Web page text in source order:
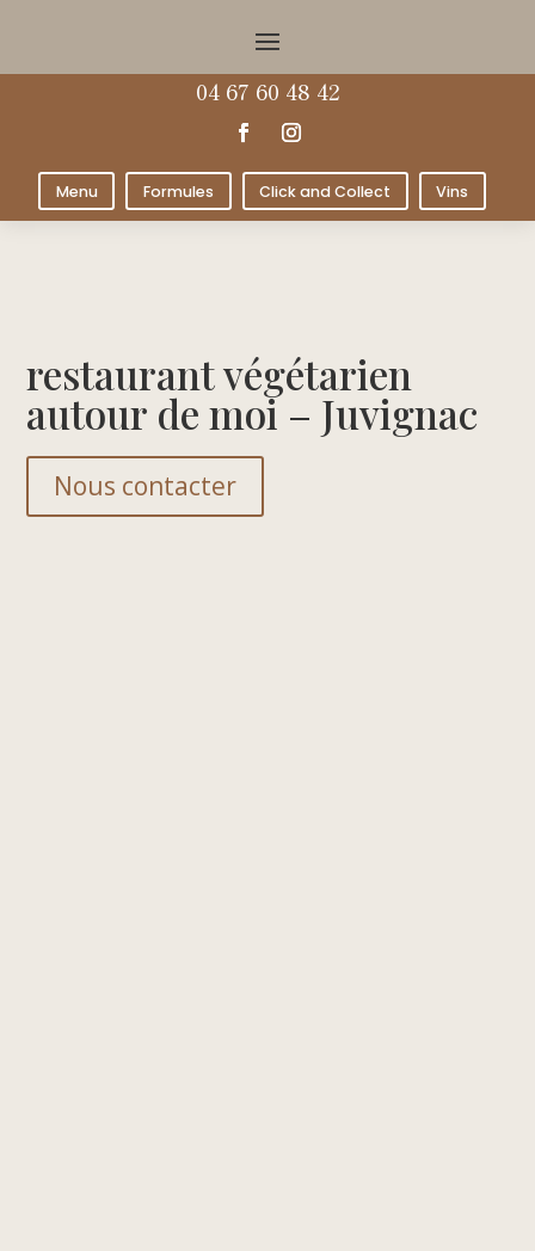
04 67 60 48 42
Menu Formules Click and Collect Vins
restaurant végétarien
autour de moi – Juvignac
Nous contacter